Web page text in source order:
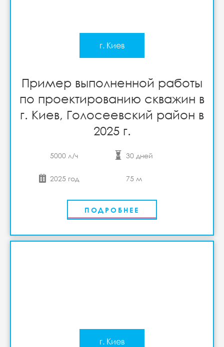
г. Киев
Пример выполненной работы
по проектированию скважин в
г. Киев, Голосеевский район в
2025 г.
5000 л/ч 30 дней
2025 год 75 м
ПОДРОБНЕЕ
г. Киев